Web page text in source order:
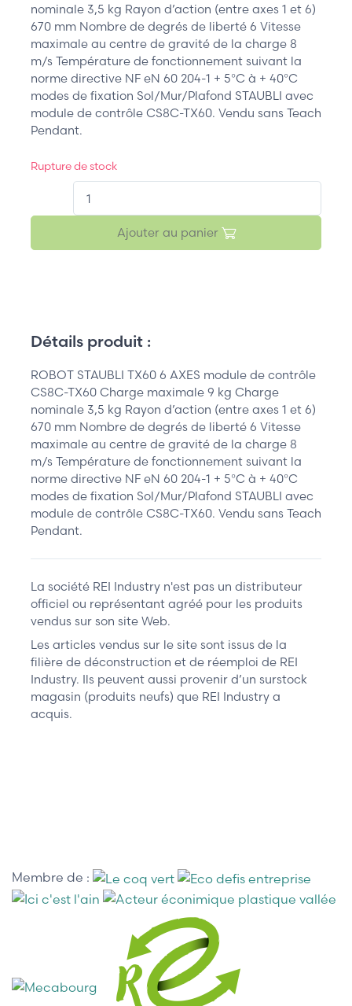
nominale 3,5 kg Rayon d’action (entre axes 1 et 6)
670 mm Nombre de degrés de liberté 6 Vitesse
maximale au centre de gravité de la charge 8
m/s Température de fonctionnement suivant la
norme directive NF eN 60 204-1 + 5°C à + 40°C
modes de fixation Sol/Mur/Plafond STAUBLI avec
module de contrôle CS8C-TX60. Vendu sans Teach
Pendant.
Rupture de stock
Ajouter au panier
Détails produit :
ROBOT STAUBLI TX60 6 AXES module de contrôle
CS8C-TX60 Charge maximale 9 kg Charge
nominale 3,5 kg Rayon d’action (entre axes 1 et 6)
670 mm Nombre de degrés de liberté 6 Vitesse
maximale au centre de gravité de la charge 8
m/s Température de fonctionnement suivant la
norme directive NF eN 60 204-1 + 5°C à + 40°C
modes de fixation Sol/Mur/Plafond STAUBLI avec
module de contrôle CS8C-TX60. Vendu sans Teach
Pendant.
La société REI Industry n'est pas un distributeur
officiel ou représentant agréé pour les produits
vendus sur son site Web.
Les articles vendus sur le site sont issus de la
filière de déconstruction et de réemploi de REI
Industry. Ils peuvent aussi provenir d’un surstock
magasin (produits neufs) que REI Industry a
acquis.
Membre de :